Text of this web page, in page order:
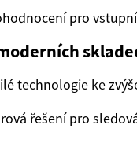
pro
technologie ke
řešení pro